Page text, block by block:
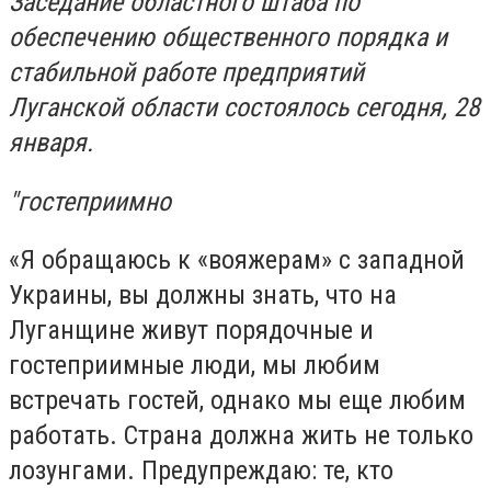
обеспечению общественного порядка и
стабильной работе предприятий
Луганской области состоялось сегодня, 28
января.
"гостеприимно
«Я обращаюсь к «вояжерам» с западной
Украины, вы должны знать, что на
Луганщине живут порядочные и
гостеприимные люди, мы любим
встречать гостей, однако мы еще любим
работать. Страна должна жить не только
лозунгами. Предупреждаю: те, кто